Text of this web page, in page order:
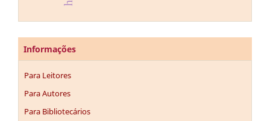
Informações
Para Leitores
Para Autores
Para Bibliotecários